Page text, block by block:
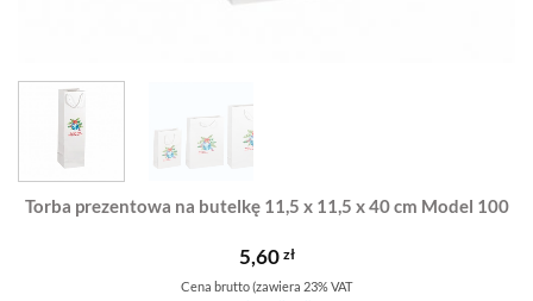
Torba prezentowa na butelkę 11,5 x 11,5 x 40 cm Model 100
5,60 zł
Cena brutto (zawiera 23% VAT